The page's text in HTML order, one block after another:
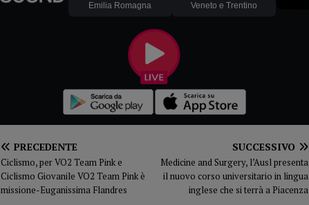
Emilia Romagna Veneto e Trentino
PRECEDENTE
Ciclismo, per VO2 Team Pink e
Ciclismo Giovanile VO2 Team Pink è
missione-Euganissima Flandres
SUCCESSIVO
Medicine and Surgery, l’Ausl presenta
il nuovo corso universitario in lingua
inglese che si terrà a Piacenza